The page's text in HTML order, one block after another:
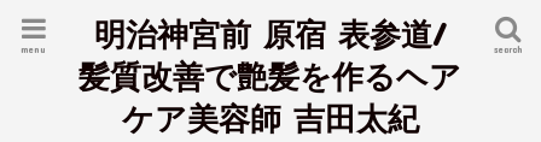
明治神宮前 原宿 表参道/
髪質改善で艶髪を作るヘア
ケア美容師 吉田太紀
search
menu